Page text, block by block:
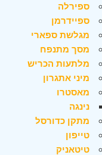
ספירלה
ספיידרמן
מגלשת ספארי
מסך מתנפח
מלתעות הכריש
מיני אתגרון
מאסטרו
נינגה
מתקן כדורסל
טייפון
טיטאניק